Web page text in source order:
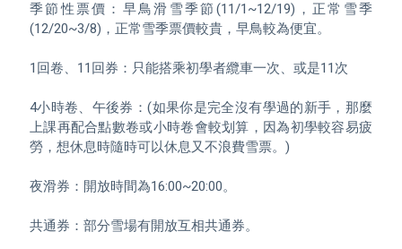
季節性票價：早鳥滑雪季節(11/1~12/19)，正常雪季
(12/20~3/8)，正常雪季票價較貴，早鳥較為便宜。
1回卷、11回券：只能搭乘初學者纜車一次、或是11次
4小時卷、午後券：(如果你是完全沒有學過的新手，那麼
上課再配合點數卷或小時卷會較划算，因為初學較容易疲
勞，想休息時隨時可以休息又不浪費雪票。)
夜滑券：開放時間為16:00~20:00。
共通券：部分雪場有開放互相共通券。